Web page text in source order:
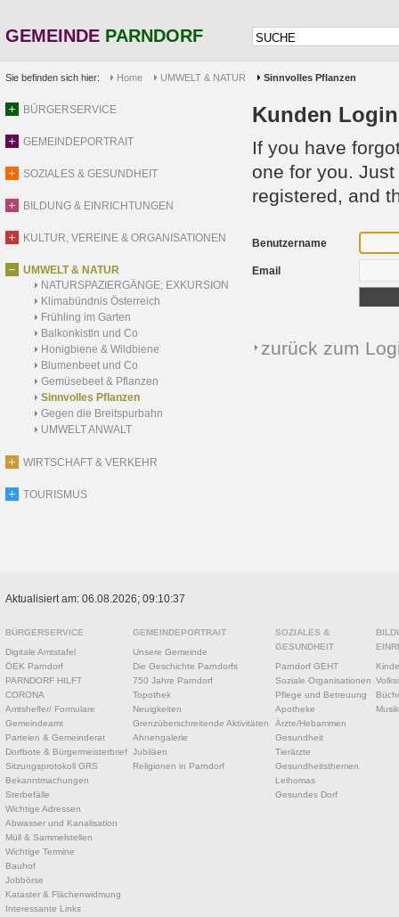
GEMEINDE PARNDORF
Sie befinden sich hier: Home UMWELT & NATUR Sinnvolles Pflanzen
BÜRGERSERVICE
GEMEINDEPORTRAIT
SOZIALES & GESUNDHEIT
BILDUNG & EINRICHTUNGEN
KULTUR, VEREINE & ORGANISATIONEN
UMWELT & NATUR
NATURSPAZIERGÄNGE; EXKURSION
Klimabündnis Österreich
Frühling im Garten
Balkonkistln und Co
Honigbiene & Wildbiene
Blumenbeet und Co
Gemüsebeet & Pflanzen
Sinnvolles Pflanzen
Gegen die Breitspurbahn
UMWELT ANWALT
WIRTSCHAFT & VERKEHR
TOURISMUS
Kunden
If you have
one for you.
registered, and
Benutzername
Email
zurück zum
Aktualisiert am: 06.08.2026; 09:10:37
BÜRGERSERVICE
Digitale Amtstafel
ÖEK Parndorf
PARNDORF HILFT
CORONA
Amtshelfer/ Formulare
Gemeindeamt
Parteien & Gemeinderat
Dorfbote & Bürgermeisterbrief
Sitzungsprotokoll GRS
Bekanntmachungen
Sterbefälle
Wichtige Adressen
Abwasser und Kanalisation
Müll & Sammelstellen
Wichtige Termine
Bauhof
Jobbörse
Kataster & Flächenwidmung
Interessante Links
GEMEINDEPORTRAIT
Unsere Gemeinde
Die Geschichte Parndorfs
750 Jahre Parndorf
Topothek
Neuigkeiten
Grenzüberschreitende Aktivitäten
Ahnengalerie
Jubiläen
Religionen in Parndorf
SOZIALES &
GESUNDHEIT
Parndorf GEHT
Soziale Organisationen
Pflege und Betreuung
Apotheke
Ärzte/Hebammen
Gesundheit
Tierärzte
Gesundheitsthemen
Leihomas
Gesundes Dorf